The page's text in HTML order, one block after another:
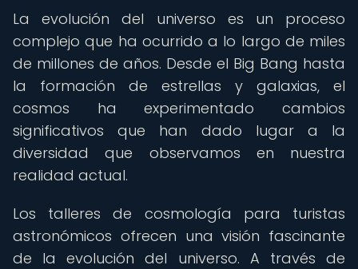
La evolución del universo es un proceso
complejo que ha ocurrido a lo largo de miles
de millones de años. Desde el Big Bang hasta
la formación de estrellas y galaxias, el
cosmos ha experimentado cambios
significativos que han dado lugar a la
diversidad que observamos en nuestra
realidad actual.
Los talleres de cosmología para turistas
astronómicos ofrecen una visión fascinante
de la evolución del universo. A través de